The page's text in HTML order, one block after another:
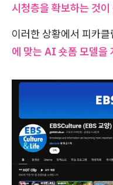
시청층을 확보하는 것이
이러한 상황에서 피카클
에 맞는 AI 숏폼 모델을